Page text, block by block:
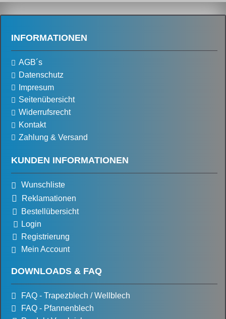
INFORMATIONEN
AGB´s
Datenschutz
Impresum
Seitenübersicht
Widerrufsrecht
Kontakt
Zahlung & Versand
KUNDEN INFORMATIONEN
Wunschliste
Reklamationen
Bestellübersicht
Login
Registrierung
Mein Account
DOWNLOADS & FAQ
FAQ - Trapezblech / Wellblech
FAQ - Pfannenblech